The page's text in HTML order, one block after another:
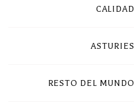
CALIDAD
ASTURIES
RESTO DEL MUNDO